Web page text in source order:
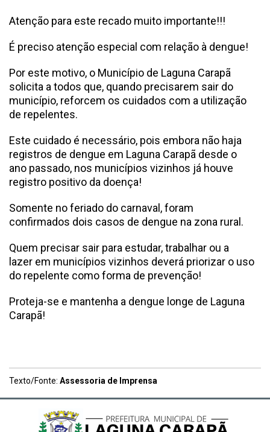
Atenção para este recado muito importante!!!
É preciso atenção especial com relação à dengue!
Por este motivo, o Município de Laguna Carapã
solicita a todos que, quando precisarem sair do
município, reforcem os cuidados com a utilização
de repelentes.
Este cuidado é necessário, pois embora não haja
registros de dengue em Laguna Carapã desde o
ano passado, nos municípios vizinhos já houve
registro positivo da doença!
Somente no feriado do carnaval, foram
confirmados dois casos de dengue na zona rural.
Quem precisar sair para estudar, trabalhar ou a
lazer em municípios vizinhos deverá priorizar o uso
do repelente como forma de prevenção!
Proteja-se e mantenha a dengue longe de Laguna
Carapã!
Texto/Fonte: Assessoria de Imprensa